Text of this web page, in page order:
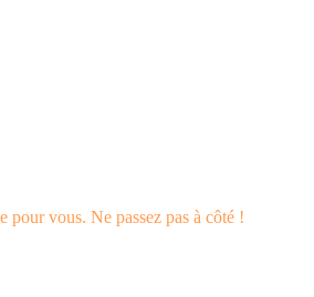
pour vous. Ne passez pas à côté !